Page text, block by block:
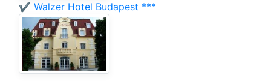
✔️ Walzer Hotel Budapest ***